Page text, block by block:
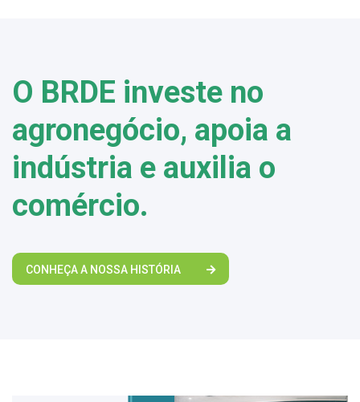
O BRDE investe no
agronegócio, apoia a
indústria e auxilia o
comércio.
CONHEÇA A NOSSA HISTÓRIA